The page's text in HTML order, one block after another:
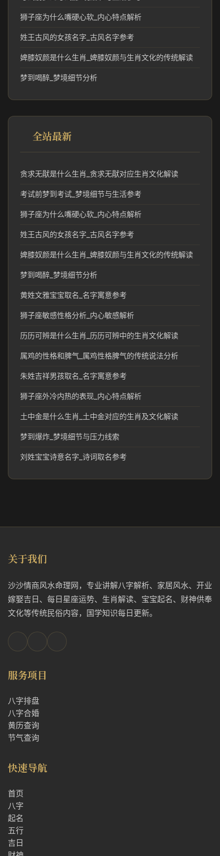
狮子座为什么嘴硬心软_内心特点解析
姓王古风的女孩名字_古风名字参考
婢膝奴颜是什么生肖_婢膝奴颜与生肖文化的传统解读
梦到喝醉_梦境细节分析
全站最新
贪求无猒是什么生肖_贪求无猒对应生肖文化解读
考试前梦到考试_梦境细节与生活参考
狮子座为什么嘴硬心软_内心特点解析
姓王古风的女孩名字_古风名字参考
婢膝奴颜是什么生肖_婢膝奴颜与生肖文化的传统解读
梦到喝醉_梦境细节分析
黄姓文雅宝宝取名_名字寓意参考
狮子座敏感性格分析_内心敏感解析
历历可辨是什么生肖_历历可辨中的生肖文化解读
属鸡的性格和脾气_属鸡性格脾气的传统说法分析
朱姓吉祥男孩取名_名字寓意参考
狮子座外冷内热的表现_内心特点解析
土中金是什么生肖_土中金对应的生肖及文化解读
梦到爆炸_梦境细节与压力线索
刘姓宝宝诗意名字_诗词取名参考
关于我们
沙沙情商风水命理网，专业讲解八字解析、家居风水、开业
嫁娶吉日、每日星座运势、生肖解读、宝宝起名、财神供奉
文化等传统民俗内容，国学知识每日更新。
服务项目
八字排盘
八字合婚
黄历查询
节气查询
快速导航
首页
八字
起名
五行
吉日